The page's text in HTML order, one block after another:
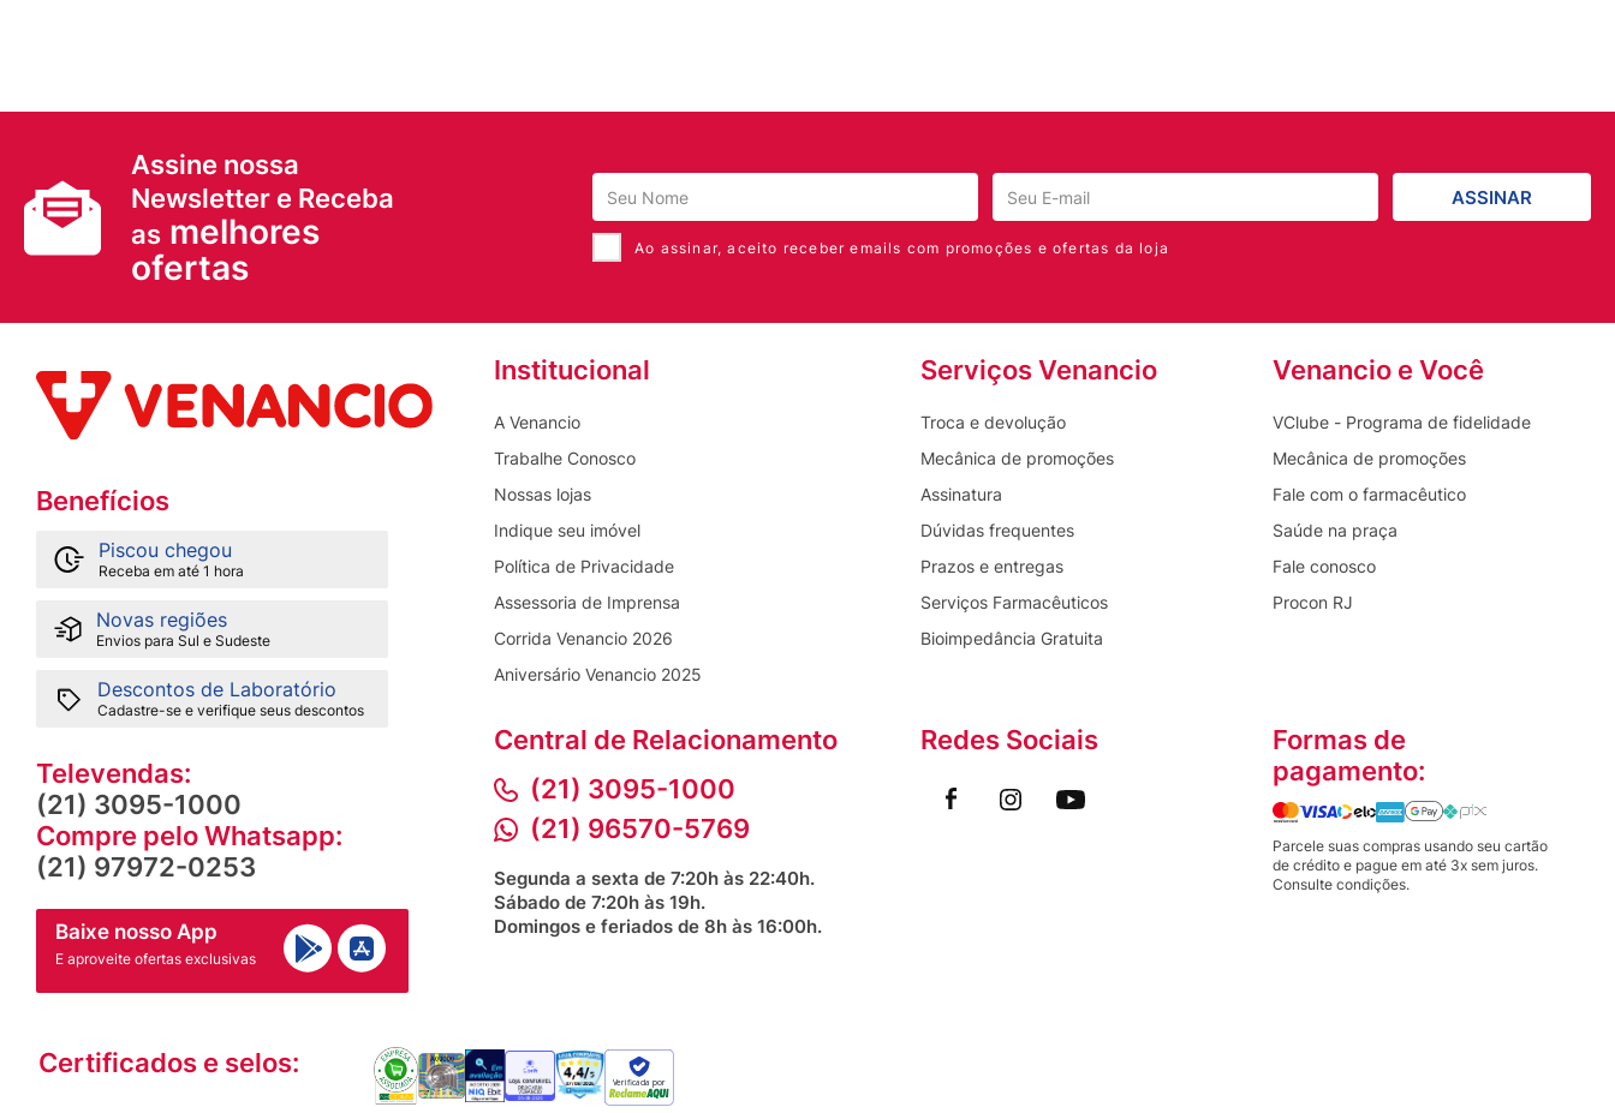
Assine nossa
Newsletter e Receba
as melhores
ofertas
ASSINAR
Ao assinar, aceito receber emails com promoções e ofertas da loja
Benefícios
Piscou chegou
Receba em até 1 hora
Novas regiões
Envios para Sul e Sudeste
Descontos de Laboratório
Cadastre-se e verifique seus descontos
Televendas:
(21) 3095-1000
Compre pelo Whatsapp:
(21) 97972-0253
Baixe nosso App
E aproveite ofertas exclusivas
Institucional
A Venancio
Trabalhe Conosco
Nossas lojas
Indique seu imóvel
Política de Privacidade
Assessoria de Imprensa
Corrida Venancio 2026
Aniversário Venancio 2025
Serviços Venancio
Troca e devolução
Mecânica de promoções
Assinatura
Dúvidas frequentes
Prazos e entregas
Serviços Farmacêuticos
Bioimpedância Gratuita
Venancio e Você
VClube - Programa de fidelidade
Mecânica de promoções
Fale com o farmacêutico
Saúde na praça
Fale conosco
Procon RJ
Central de Relacionamento
(21) 3095-1000
(21) 96570-5769
Segunda a sexta de 7:20h às 22:40h.
Sábado de 7:20h às 19h.
Domingos e feriados de 8h às 16:00h.
Redes Sociais
Formas de
pagamento:
Parcele suas compras usando seu cartão
de crédito e pague em até 3x sem juros.
Consulte condições.
Certificados e selos:
Verificada por